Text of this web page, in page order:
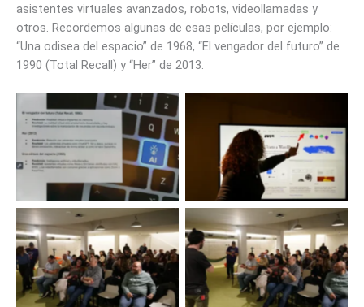
asistentes virtuales avanzados, robots, videollamadas y
otros. Recordemos algunas de esas películas, por ejemplo:
“Una odisea del espacio” de 1968, “El vengador del futuro” de
1990 (Total Recall) y “Her” de 2013.
WordPress Meetup
Valencia. Foto Nilo Velez
WordPress Meetup
Valencia. Foto Nilo Velez
WordPress Meetup
Valencia. Foto Nilo Velez
WordPress Meetup
Valencia.Foto Nilo Velez